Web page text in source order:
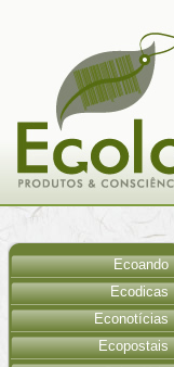
Ecoando
Ecodicas
Econotícias
Ecopostais